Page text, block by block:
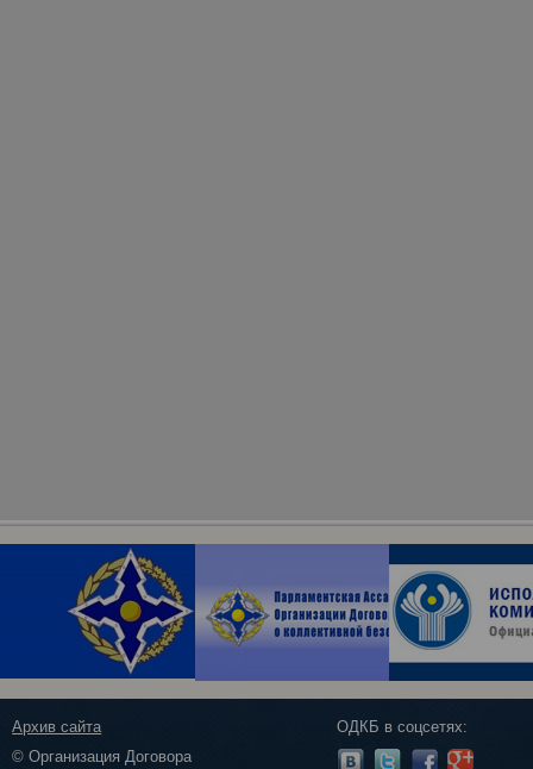
Архив сайта
© Организация Договора
ОДКБ в соцсетях: